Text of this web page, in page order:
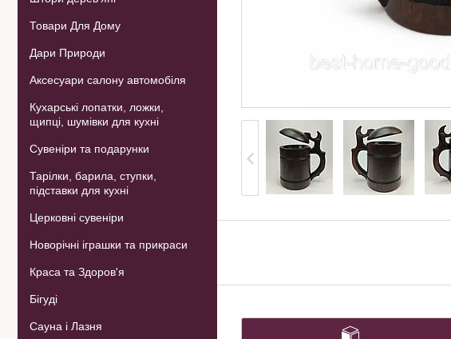
Товари Для Дому
Дари Природи
Аксесуари салону автомобіля
Кухарські лопатки, ложки,
щипці, шумівки для кухні
Сувеніри та подарунки
Тарілки, барила, ступки,
підставки для кухні
Церковні сувеніри
Новорічні іграшки та прикраси
Краса та Здоров'я
Бігуді
Сауна і Лазня